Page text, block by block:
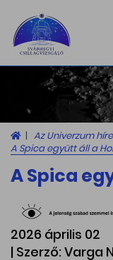
Az Univerzum
A Spica együtt áll a
A Spica
2026 április 02
| Szerző: Varga